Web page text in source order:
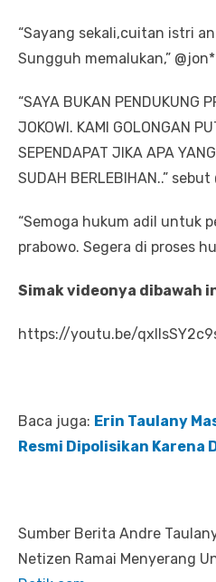
“Sayang sekali,cuitan istri
Sungguh memalukan,”
“SAYA BUKAN PENDUKUNG
JOKOWI. KAMI GOLONGAN
SEPENDAPAT JIKA APA
SUDAH BERLEBIHAN..”
“Semoga hukum adil untuk
prabowo. Segera di proses
Simak videonya dibawah
https://youtu.be/
Baca juga: Erin Taulany
Resmi Dipolisikan Karena
Sumber Berita Andre
Netizen Ramai Menyerang